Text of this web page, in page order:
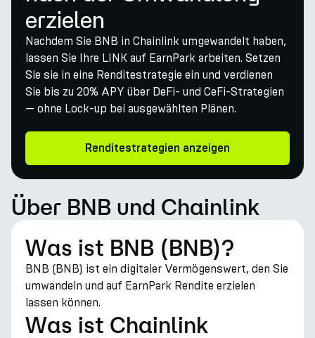
erzielen
Nachdem Sie BNB in Chainlink umgewandelt haben,
lassen Sie Ihre LINK auf EarnPark arbeiten. Setzen
Sie sie in eine Renditestrategie ein und verdienen
Sie bis zu 20% APY über DeFi- und CeFi-Strategien
— ohne Lock-up bei ausgewählten Plänen.
Renditestrategien anzeigen
Über BNB und Chainlink
Was ist BNB (BNB)?
BNB (BNB) ist ein digitaler Vermögenswert, den Sie
umwandeln und auf EarnPark Rendite erzielen
lassen können.
Was ist Chainlink